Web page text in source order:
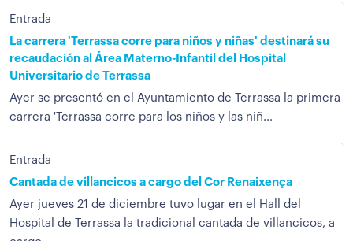
Entrada
La carrera 'Terrassa corre para niños y niñas' destinará su
recaudación al Área Materno-Infantil del Hospital
Universitario de Terrassa
Ayer se presentó en el Ayuntamiento de Terrassa la primera
carrera 'Terrassa corre para los niños y las niñ...
Entrada
Cantada de villancicos a cargo del Cor Renaixença
Ayer jueves 21 de diciembre tuvo lugar en el Hall del
Hospital de Terrassa la tradicional cantada de villancicos, a